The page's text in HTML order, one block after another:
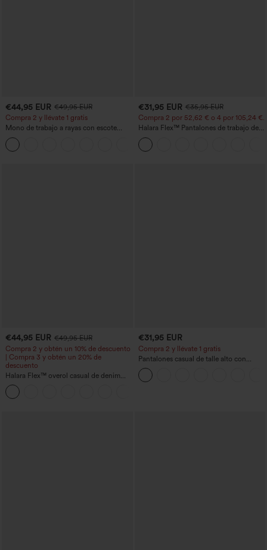
€44,95 EUR €49,95 EUR
Compra 2 y llévate 1 gratis
Mono de trabajo a rayas con escote
barco, sin mangas, lazo lateral, tacto
Cool Touch y bolsillos - Edición Easy
Peezy
€31,95 EUR €35,95 EUR
Compra 2 por 52,62 € o 4 por 105,24 €.
Halara Flex™ Pantalones de trabajo de
talle alto, moldeadores del cuerpo, que
estilizan la cintura, con bolsillos, de
pierna ancha en micro‑waffle
€44,95 EUR €49,95 EUR
Compra 2 y obtén un 10% de descuento
| Compra 3 y obtén un 20% de
descuento
Halara Flex™ overol casual de denim
lavado con escote en V y bolsillos
€31,95 EUR
Compra 2 y llévate 1 gratis
Pantalones casual de talle alto con
cordón, pernera ancha, en mezcla de
lino y con bolsillos